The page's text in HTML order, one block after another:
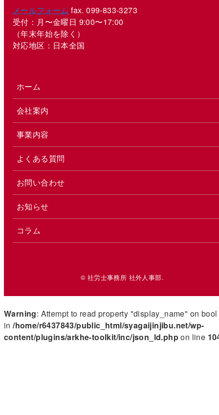
メールフォーム fax. 099-833-3273
受付：月〜金曜日 9:00〜17:00
（年末年始を除く）
対応地区：日本全国
ホーム
会社案内
事業内容
よくある質問
お問い合わせ
お知らせ
コラム
© 社労士事務所 社外人事部.
Warning: Attempt to read property "display_name" on bool
in/home/r6437843/public_html/syagaijinjibu.net/wp-
content/plugins/arkhe-toolkit/inc/json_ld.phpon line